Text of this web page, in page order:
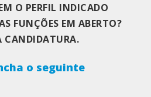
O PERFIL INDICADO
FUNÇÕES EM ABERTO?
CANDIDATURA.
o seguinte